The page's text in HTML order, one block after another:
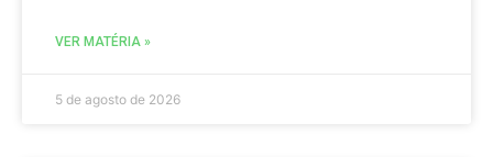
VER MATÉRIA »
5 de agosto de 2026